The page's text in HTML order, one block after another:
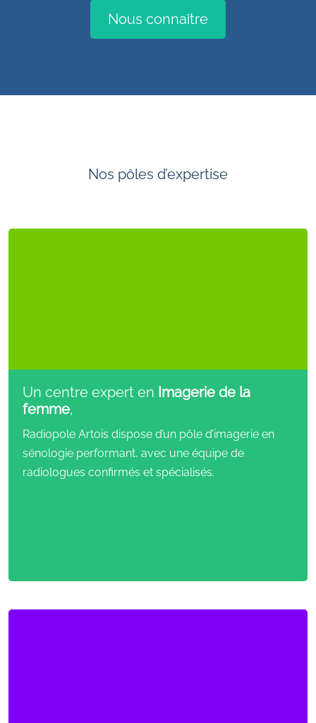
Nous connaître
Nos pôles d’expertise
Un centre expert en Imagerie de la
femme,
Radiopole Artois dispose d’un pôle d’imagerie en
sénologie performant, avec une équipe de
radiologues confirmés et spécialisés.